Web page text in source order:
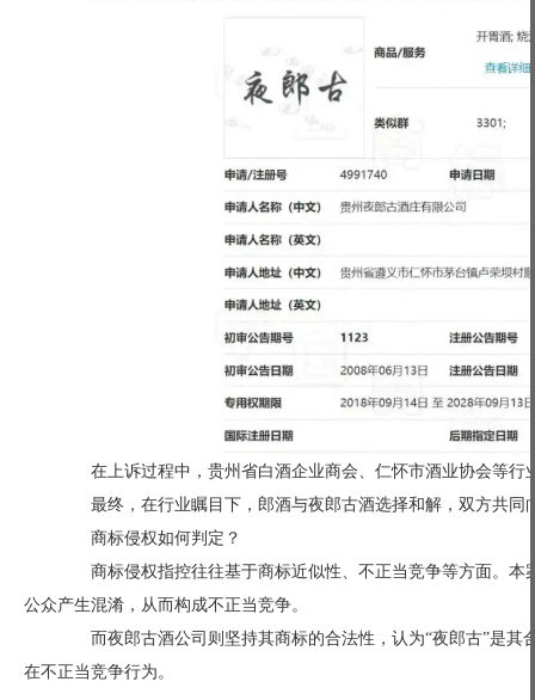
在上诉过程中，贵州省白酒企业商会、仁怀市酒业协会等行
最终，在行业瞩目下，郎酒与夜郎古酒选择和解，双方共同
商标侵权如何判定？
商标侵权指控往往基于商标近似性、不正当竞争等方面。本
公众产生混淆，从而构成不正当竞争。
而夜郎古酒公司则坚持其商标的合法性，认为“夜郎古”是其
在不正当竞争行为。